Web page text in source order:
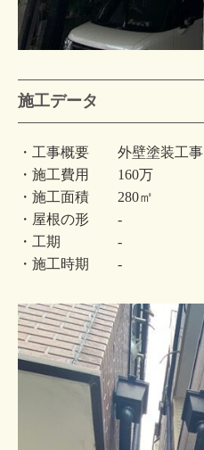
施工データ
・工事概要 外壁塗装工事
・施工費用 160万
・施工面積 280㎡
・屋根の形 -
・工期 -
・施工時期 -